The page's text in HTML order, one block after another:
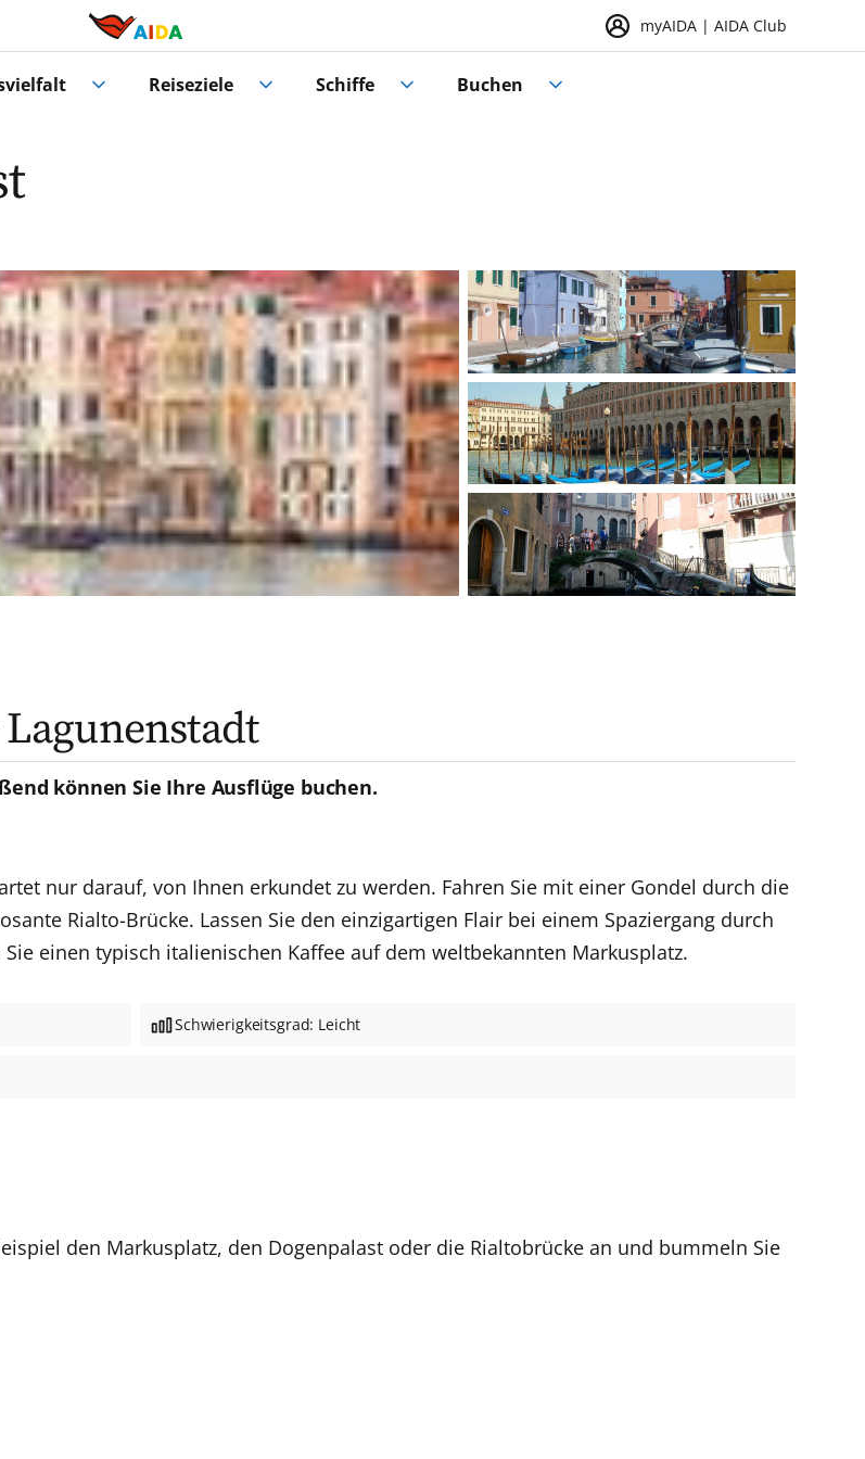
myAIDA | AIDA Club
Reiseziele Schiffe Buchen
können Sie Ihre Ausflüge buchen.
nur darauf, von Ihnen erkundet zu werden. Fahren Sie mit einer Gondel durch die
Rialto-Brücke. Lassen Sie den einzigartigen Flair bei einem Spaziergang durch
einen typisch italienischen Kaffee auf dem weltbekannten Markusplatz.
Schwierigkeitsgrad: Leicht
den Markusplatz, den Dogenpalast oder die Rialtobrücke an und bummeln Sie